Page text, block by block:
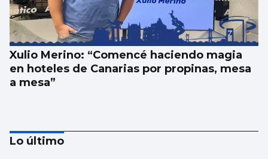
Xulio Merino: “Comencé haciendo magia
en hoteles de Canarias por propinas, mesa
a mesa”
Lo último